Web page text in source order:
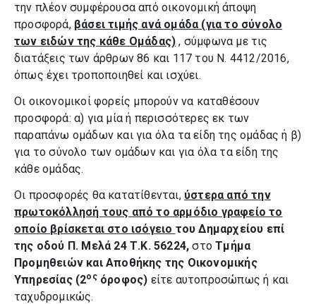
την πλέον συμφέρουσα από οικονομική άποψη
προσφορά, βάσει τιμής ανά ομάδα (για το σύνολο
των ειδών της κάθε Ομάδας) , σύμφωνα με τις
διατάξεις των άρθρων 86 και 117 του Ν. 4412/2016,
όπως έχει τροποποιηθεί και ισχύει.
Οι οικονομικοί φορείς μπορούν να καταθέσουν
προσφορά: α) για μία ή περισσότερες εκ των
παραπάνω ομάδων και για όλα τα είδη της ομάδας ή β)
για το σύνολο των ομάδων και για όλα τα είδη της
κάθε ομάδας.
Οι προσφορές θα κατατίθενται, ύστερα από την
πρωτοκόλλησή τους από το αρμόδιο γραφείο το
οποίο βρίσκεται στο ισόγειο του Δημαρχείου επί
της οδού Π. Μελά 24 Τ.Κ. 56224,στοΤμήμα
Προμηθειών και Αποθήκης της Οικονομικής
Υπηρεσίας (2οςόροφος) είτε αυτοπροσώπως ή και
ταχυδρομικώς.